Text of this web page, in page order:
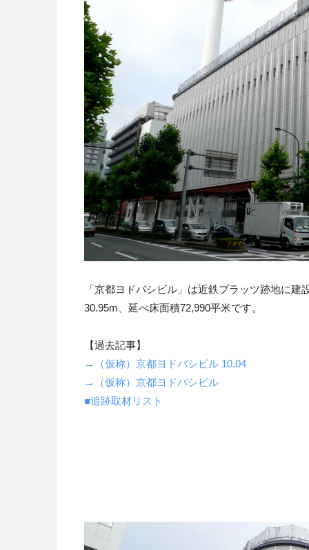
「京都ヨドバシビル」は近鉄プラッツ跡地に
30.95m、延べ床面積72,990平米です。
【過去記事】
→（仮称）京都ヨドバシビル 10.04
→（仮称）京都ヨドバシビル
■追跡取材リスト